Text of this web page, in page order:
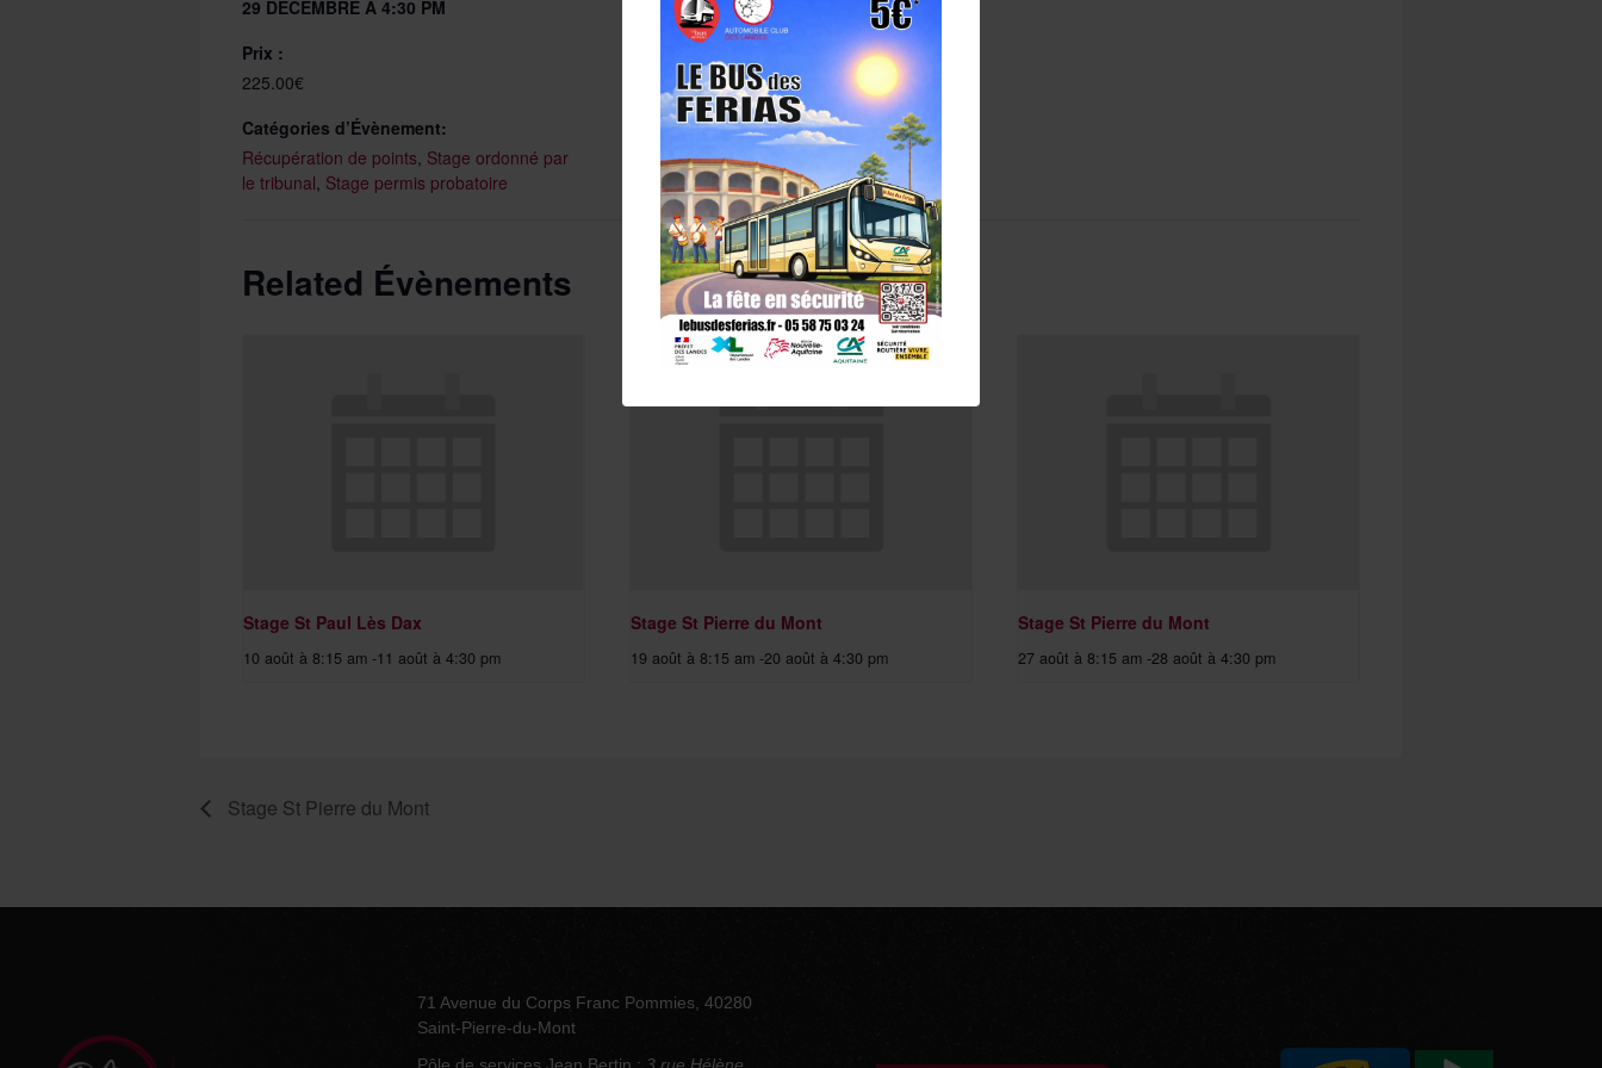
29 DÉCEMBRE À 4:30 PM
Prix :
225.00€
Catégories d’Évènement:
Récupération de points, Stage ordonné par
le tribunal, Stage permis probatoire
Related Évènements
Stage St Paul Lès Dax
10 août à 8:15 am -11 août à 4:30 pm
Stage St Pierre du Mont
19 août à 8:15 am -20 août à 4:30 pm
Stage St Pierre du Mont
27 août à 8:15 am -28 août à 4:30 pm
Stage St Pierre du Mont
71 Avenue du Corps Franc Pommies, 40280
Saint-Pierre-du-Mont